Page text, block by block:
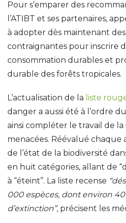
Pour s’emparer des
l’ATIBT et ses partenaires,
à adopter dès maintenant
contraignantes pour inscrire
consommation durables et
durable des forêts tropicales.
L’actualisation de la liste
danger a aussi été à l’ordre
ainsi compléter le travail de la
menacées. Réévalué
de l’état de la biodiversité
en huit catégories, allant de
à “éteint”. La liste recense
000 espèces, dont environ 40
d’extinction”, précisent les